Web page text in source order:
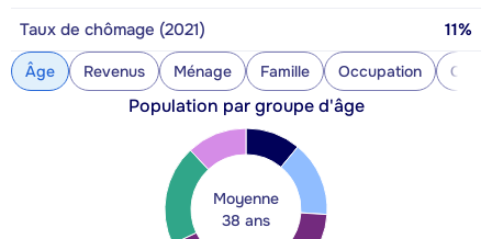
Taux de chômage (2021) 11%
Âge Revenus Ménage Famille Occupation
Population par groupe d'âge
Moyenne
38 ans